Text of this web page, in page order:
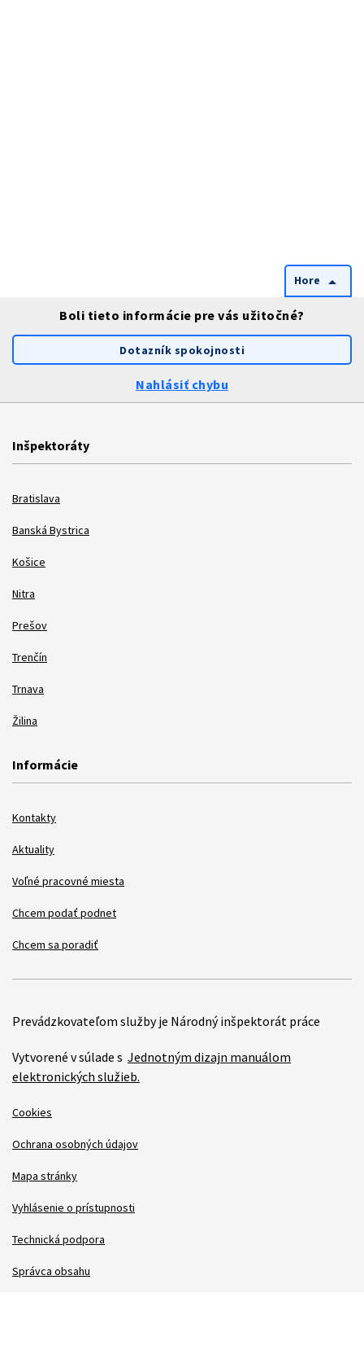
Hore arrow_drop_up
Boli tieto informácie pre vás užitočné?
Dotazník spokojnosti
Nahlásiť chybu
Inšpektoráty
Bratislava
Banská Bystrica
Košice
Nitra
Prešov
Trenčín
Trnava
Žilina
Informácie
Kontakty
Aktuality
Voľné pracovné miesta
Chcem podať podnet
Chcem sa poradiť
Prevádzkovateľom služby je Národný inšpektorát práce
Vytvorené v súlade s Jednotným dizajn manuálom
elektronických služieb.
Cookies
Ochrana osobných údajov
Mapa stránky
Vyhlásenie o prístupnosti
Technická podpora
Správca obsahu